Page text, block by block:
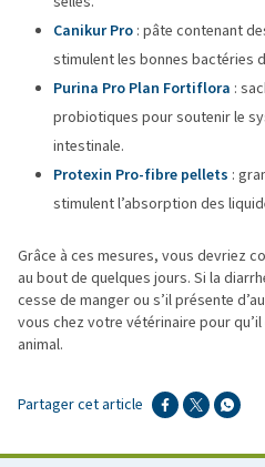
Canikur Pro : pâte contenant
stimulent les bonnes bactéries
Purina Pro Plan Fortiflora :
probiotiques pour soutenir le
intestinale.
Protexin Pro-fibre pellets :
stimulent l’absorption des
Grâce à ces mesures, vous devriez
au bout de quelques jours. Si la
cesse de manger ou s’il présente
vous chez votre vétérinaire pour
animal.
Partager cet article